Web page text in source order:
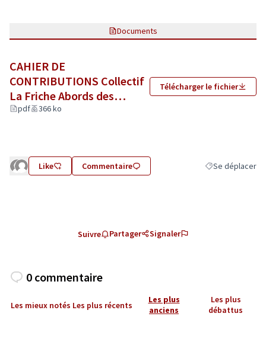
Documents
CAHIER DE
CONTRIBUTIONS Collectif
La Friche Abords des
écoles.pdf
pdf 366 ko
Télécharger le fichier
Like Commentaire Filtrer les
Se déplacer
Suivre Partager Signaler
0 commentaire
Les mieux notés Les plus récents
Les plus
anciens
Les plus
débattus